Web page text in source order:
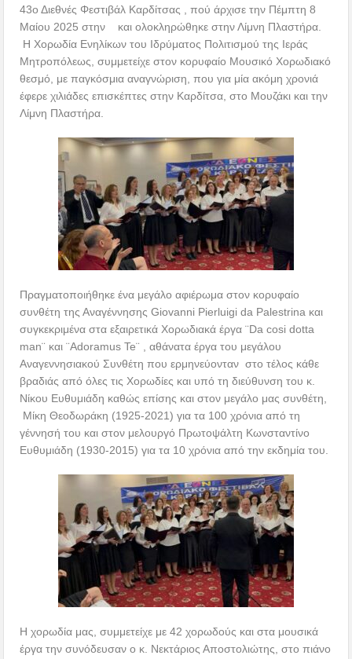
43ο Διεθνές Φεστιβάλ Καρδίτσας , πού άρχισε την Πέμπτη 8
Μαίου 2025 στην και ολοκληρώθηκε στην Λίμνη Πλαστήρα.
Η Χορωδία Ενηλίκων του Ιδρύματος Πολιτισμού της Ιεράς
Μητροπόλεως, συμμετείχε στον κορυφαίο Μουσικό Χορωδιακό
θεσμό, με παγκόσμια αναγνώριση, που για μία ακόμη χρονιά
έφερε χιλιάδες επισκέπτες στην Καρδίτσα, στο Μουζάκι και την
Λίμνη Πλαστήρα.
Πραγματοποιήθηκε ένα μεγάλο αφιέρωμα στον κορυφαίο
συνθέτη της Αναγέννησης Giovanni Pierluigi da Palestrina και
συγκεκριμένα στα εξαιρετικά Χορωδιακά έργα ¨Da cosi dotta
man¨ και ¨Adoramus Te¨ , αθάνατα έργα του μεγάλου
Αναγεννησιακού Συνθέτη που ερμηνεύονταν στο τέλος κάθε
βραδιάς από όλες τις Χορωδίες και υπό τη διεύθυνση του κ.
Νίκου Ευθυμιάδη καθώς επίσης και στον μεγάλο μας συνθέτη,
Μίκη Θεοδωράκη (1925-2021) για τα 100 χρόνια από τη
γέννησή του και στον μελουργό Πρωτοψάλτη Κωνσταντίνο
Ευθυμιάδη (1930-2015) για τα 10 χρόνια από την εκδημία του.
Η χορωδία μας, συμμετείχε με 42 χορωδούς και στα μουσικά
έργα την συνόδευσαν ο κ. Νεκτάριος Αποστολιώτης, στο πιάνο